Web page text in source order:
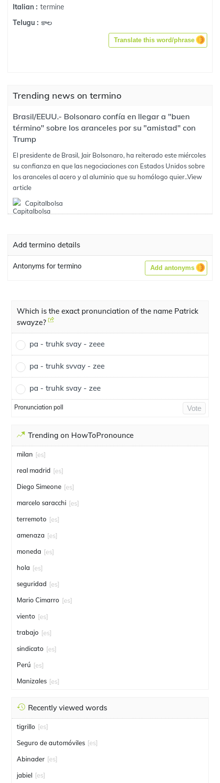
Italian : termine
Telugu : కాల
Translate this word/phrase
Trending news on termino
Brasil/EEUU.- Bolsonaro confía en llegar a "buen
término" sobre los aranceles por su "amistad" con
Trump
El presidente de Brasil, Jair Bolsonaro, ha reiterado este miércoles
su confianza en que las negociaciones con Estados Unidos sobre
los aranceles al acero y al aluminio que su homólogo quier..View
article
Capitalbolsa
Add termino details
Antonyms for termino Add antonyms
Which is the exact pronunciation of the name Patrick
swayze?
pa - truhk svay - zeee
pa - truhk svvay - zee
pa - truhk svay - zee
Pronunciation poll Vote
Trending on HowToPronounce
milan [es]
real madrid [es]
Diego Simeone [es]
marcelo saracchi [es]
terremoto [es]
amenaza [es]
moneda [es]
hola [es]
seguridad [es]
Mario Cimarro [es]
viento [es]
trabajo [es]
sindicato [es]
Perú [es]
Manizales [es]
Recently viewed words
tigrillo [es]
Seguro de automóviles [es]
Abinader [es]
jabiel [es]